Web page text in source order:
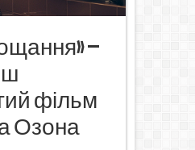
–
фільм
Озона